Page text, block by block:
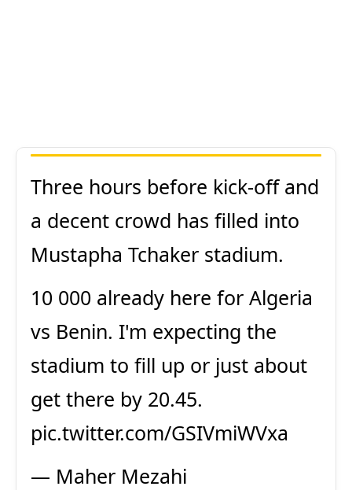
Three hours before kick-off and
a decent crowd has filled into
Mustapha Tchaker stadium.
10 000 already here for Algeria
vs Benin. I'm expecting the
stadium to fill up or just about
get there by 20.45.
pic.twitter.com/GSIVmiWVxa
— Maher Mezahi